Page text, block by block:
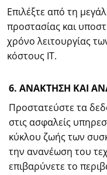
Επιλέξτε από τη
προστασίας και
χρόνο λειτουργίας
κόστους IT.
6. ΑΝΑΚΤΗΣΗ ΚΑΙ
Προστατεύστε τα
στις ασφαλείς
κύκλου ζωής των
την ανανέωση του
επιβαρύνετε το